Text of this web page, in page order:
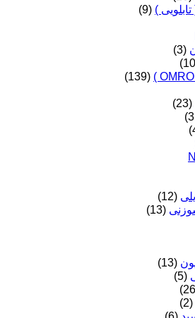
)
(9)
(3)
(139)
(23)
(12)
(13)
(13)
(5)
(2)